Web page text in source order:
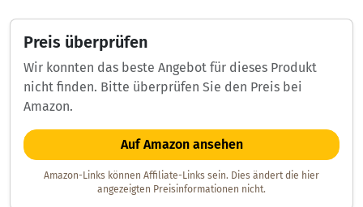
Preis überprüfen
Wir konnten das beste Angebot für dieses Produkt
nicht finden. Bitte überprüfen Sie den Preis bei
Amazon.
Auf Amazon ansehen
Amazon-Links können Affiliate-Links sein. Dies ändert die hier
angezeigten Preisinformationen nicht.